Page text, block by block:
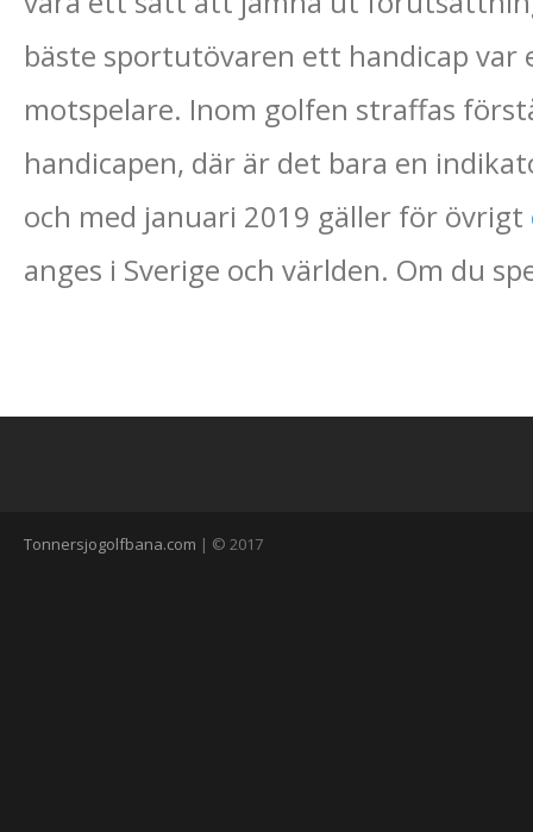
bäste sportutövaren ett handicap
motspelare. Inom golfen straffas
handicapen, där är det bara en
och med januari 2019 gäller för övrigt
anges i Sverige och världen. Om du
Tonnersjogolfbana.com | © 2017